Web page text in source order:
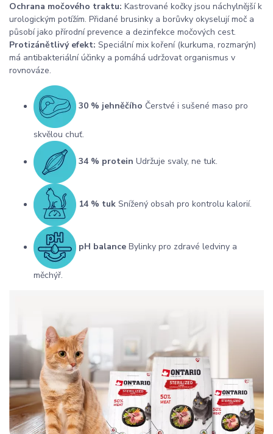
Ochrana močového traktu: Kastrované kočky jsou náchylnější k
urologickým potížím. Přidané brusinky a borůvky okyselují moč a
působí jako přírodní prevence a dezinfekce močových cest.
Protizánětlivý efekt: Speciální mix koření (kurkuma, rozmarýn)
má antibakteriální účinky a pomáhá udržovat organismus v
rovnováze.
30 % jehněčího Čerstvé i sušené maso pro
skvělou chuť.
34 % protein Udržuje svaly, ne tuk.
14 % tuk Snížený obsah pro kontrolu kalorií.
pH balance Bylinky pro zdravé ledviny a
měchýř.